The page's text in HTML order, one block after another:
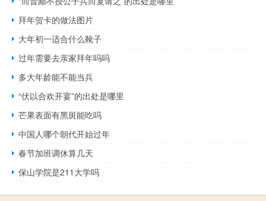
拜年贺卡的做法图片
大年初一适合什么靴子
过年需要去亲家拜年吗吗
多大年龄能不能当兵
“伏以合欢开宴”的出处是哪里
芒果表面有黑斑能吃吗
中国人哪个朝代开始过年
春节加班调休算几天
保山学院是211大学吗